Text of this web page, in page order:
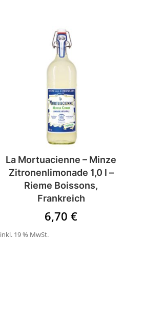
La Mortuacienne – Minze
Zitronenlimonade 1,0 l –
Rieme Boissons,
Frankreich
6,70€
inkl. 19 % MwSt.